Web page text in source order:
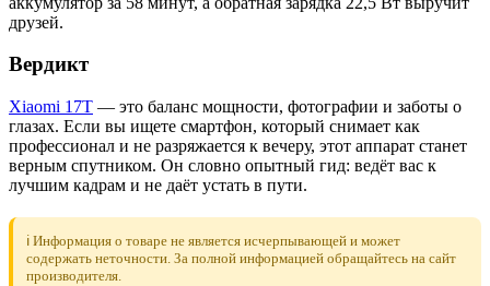
друзей.
Вердикт
Xiaomi 17T — это баланс мощности, фотографии и заботы о
глазах. Если вы ищете смартфон, который снимает как
профессионал и не разряжается к вечеру, этот аппарат станет
верным спутником. Он словно опытный гид: ведёт вас к
лучшим кадрам и не даёт устать в пути.
ℹ️ Информация о товаре не является исчерпывающей и может
содержать неточности. За полной информацией обращайтесь на сайт
производителя.